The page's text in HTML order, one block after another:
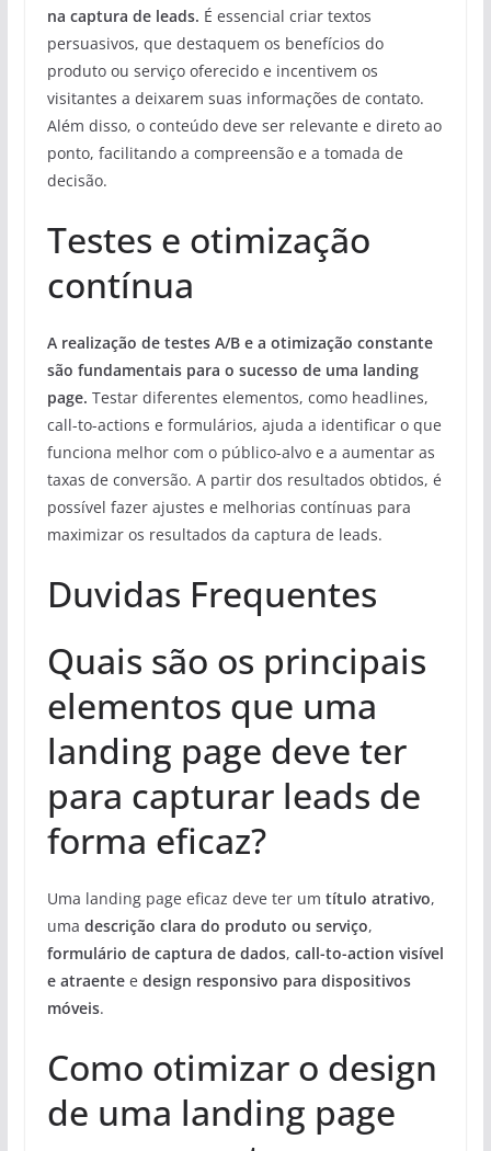
na captura de leads. É essencial criar textos
persuasivos, que destaquem os benefícios do
produto ou serviço oferecido e incentivem os
visitantes a deixarem suas informações de contato.
Além disso, o conteúdo deve ser relevante e direto ao
ponto, facilitando a compreensão e a tomada de
decisão.
Testes e otimização
contínua
A realização de testes A/B e a otimização constante
são fundamentais para o sucesso de uma landing
page. Testar diferentes elementos, como headlines,
call-to-actions e formulários, ajuda a identificar o que
funciona melhor com o público-alvo e a aumentar as
taxas de conversão. A partir dos resultados obtidos, é
possível fazer ajustes e melhorias contínuas para
maximizar os resultados da captura de leads.
Duvidas Frequentes
Quais são os principais
elementos que uma
landing page deve ter
para capturar leads de
forma eficaz?
Uma landing page eficaz deve ter um título atrativo,
uma descrição clara do produto ou serviço,
formulário de captura de dados, call-to-action visível
e atraentee design responsivo para dispositivos
móveis.
Como otimizar o design
de uma landing page